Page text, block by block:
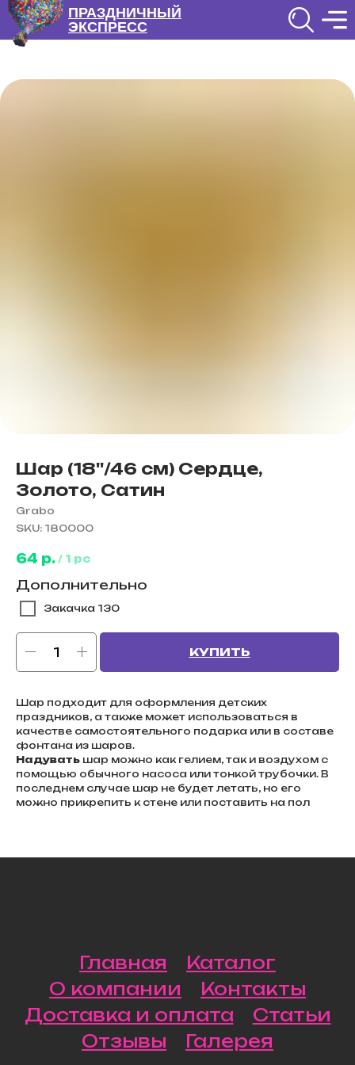
ПРАЗДНИЧНЫЙ
ЭКСПРЕСС
Шар (18''/46 см) Сердце,
Золото, Сатин
Grabo
SKU: 180000
64 р. / 1 pc
Дополнительно
Закачка 130
КУПИТЬ
Шар подходит для оформления детских
праздников, а также может использоваться в
качестве самостоятельного подарка или в составе
фонтана из шаров.
Надувать шар можно как гелием, так и воздухом с
помощью обычного насоса или тонкой трубочки. В
последнем случае шар не будет летать, но его
можно прикрепить к стене или поставить на пол
Главная
Каталог
О компании
Контакты
Доставка и оплата
Статьи
Отзывы
Галерея